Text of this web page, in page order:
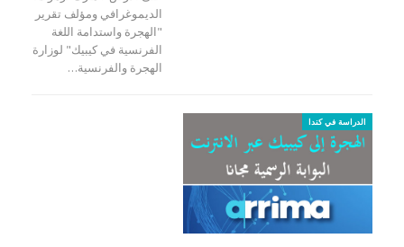
الديموغرافي ومؤلف تقرير
"الهجرة واستدامة اللغة
الفرنسية في كيبيك" لوزارة
الهجرة والفرنسية…
الدراسة في كندا